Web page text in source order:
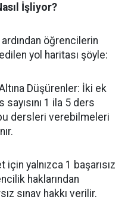
İşliyor?
ardından öğrencilerin
yol haritası şöyle:
Düşürenler: İki ek
sayısını 1 ila 5 ders
dersleri verebilmeleri
yalnızca 1 başarısız
haklarından
sınav hakkı verilir.